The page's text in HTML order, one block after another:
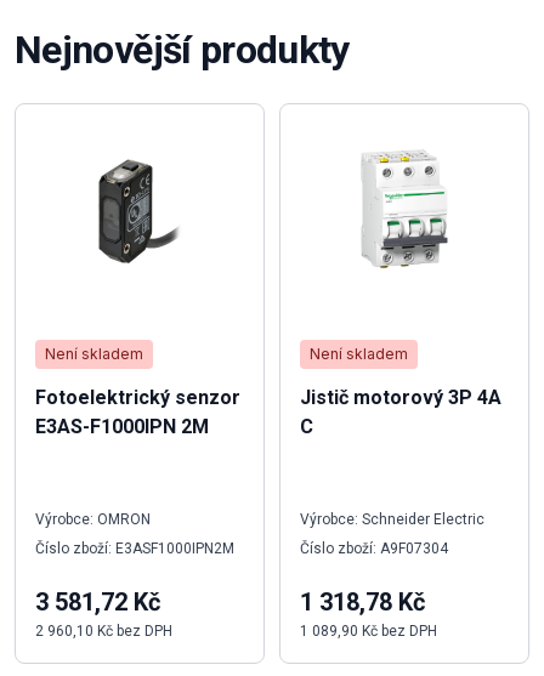
Nejnovější produkty
Není skladem
Fotoelektrický senzor
E3AS-F1000IPN 2M
Výrobce: OMRON
Číslo zboží: E3ASF1000IPN2M
3 581,72 Kč
2 960,10 Kč bez DPH
Není skladem
Jistič motorový 3P 4A
C
Výrobce: Schneider Electric
Číslo zboží: A9F07304
1 318,78 Kč
1 089,90 Kč bez DPH